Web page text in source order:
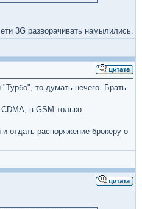
3G разворачивать намылились.
то думать нечего. Брать
в GSM только
отдать распоряжение брокеру о